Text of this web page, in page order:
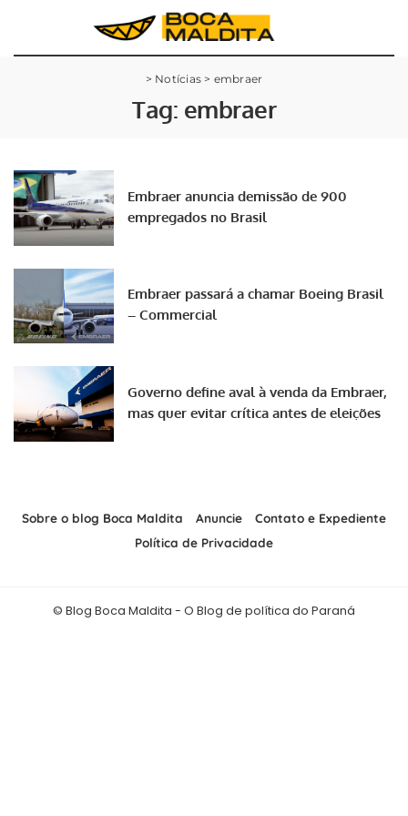
> Notícias> embraer
Tag: embraer
Embraer anuncia demissão de 900
empregados no Brasil
Embraer passará a chamar Boeing Brasil
– Commercial
Governo define aval à venda da Embraer,
mas quer evitar crítica antes de eleições
Sobre o blog Boca Maldita Anuncie
Contato e Expediente
Política de Privacidade
© Blog Boca Maldita - O Blog de política do Paraná